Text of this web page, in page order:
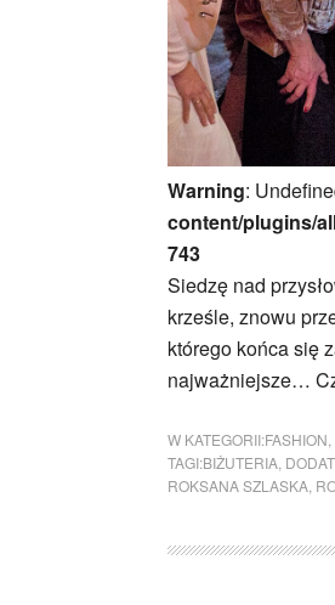
Warning:
content/plugins/
743
Siedzę nad
krześle, znowu
którego końca się
najważniejsze…
W KATEGORII:FASHION
TAGI:BIŻUTERIA
ROKSANA SZLASKA